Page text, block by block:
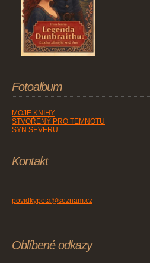
Fotoalbum
MOJE KNIHY
STVOŘENÝ PRO TEMNOTU
SYN SEVERU
Kontakt
povidkypeta@seznam.cz
Oblíbené odkazy